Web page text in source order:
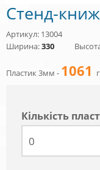
Стенд-
Артикул: 13004
Ширина:330
Пластик 3мм - 1061
Кiлькiсть